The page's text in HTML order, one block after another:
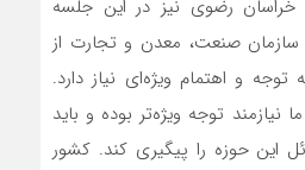
رضوی نیز در این جلسه
سازمان صنعت، معدن و تجارت از
و اهتمام ویژه‌ای نیاز دارد.
توجه ویژه‌تر بوده و باید
این حوزه را پیگیری کند. کشور